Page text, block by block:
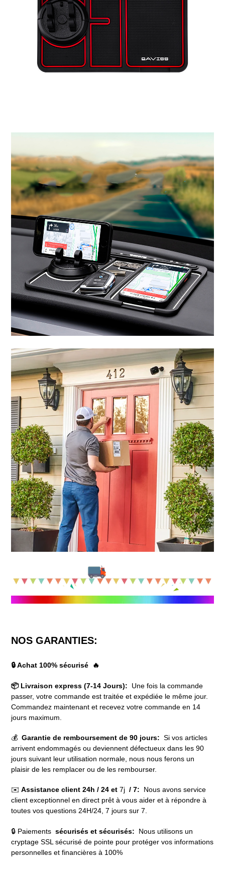
NOS GARANTIES:
🔒 Achat 100% sécurisé 🔥
📦 Livraison express (7-14 Jours):
Une fois la commande
passer, votre commande est traitée et expédiée le même jour.
Commandez maintenant et recevez votre commande en 14
jours maximum.
💰 Garantie de remboursement de 90 jours: Si vos articles
arrivent endommagés ou deviennent défectueux dans les 90
jours suivant leur utilisation normale, nous nous ferons un
plaisir de les remplacer ou de les rembourser.
✉️ Assistance client 24h / 24 et 7j / 7:
Nous avons service
client exceptionnel en direct prêt à vous aider et à répondre à
toutes vos questions 24H/24, 7 jours sur 7.
🔒 Paiements sécurisés et sécurisés: Nous utilisons un
cryptage SSL sécurisé de pointe pour protéger vos informations
personnelles et financières à 100%